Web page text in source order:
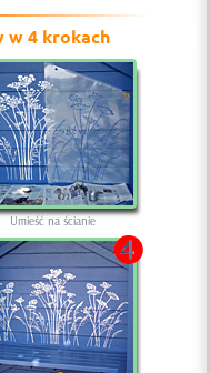
w 4 krokach
Umieść na ścianie